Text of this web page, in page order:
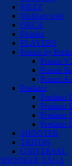
MEZZ
Molinari pool
ORCA
Piranha
PLAYERS
Poison by
Poison
Poison
Poison
Predator
Predator
Predator
Predator
Predator
SHOOTER
TRITON
UNIVERSAL
SNOOKER TÁGA